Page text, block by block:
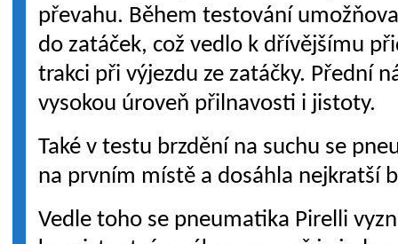
převahu. Během testování
do zatáček, což vedlo k dřívějšímu
trakci při výjezdu ze zatáčky. Přední
vysokou úroveň přilnavosti i jistoty.
Také v testu brzdění na suchu se
na prvním místě a dosáhla nejkratší
Vedle toho se pneumatika Pirelli